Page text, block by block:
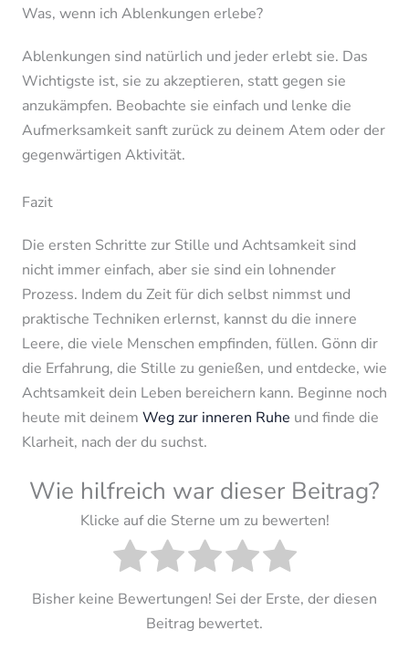
Was, wenn ich Ablenkungen erlebe?
Ablenkungen sind natürlich und jeder erlebt sie. Das
Wichtigste ist, sie zu akzeptieren, statt gegen sie
anzukämpfen. Beobachte sie einfach und lenke die
Aufmerksamkeit sanft zurück zu deinem Atem oder der
gegenwärtigen Aktivität.
Fazit
Die ersten Schritte zur Stille und Achtsamkeit sind
nicht immer einfach, aber sie sind ein lohnender
Prozess. Indem du Zeit für dich selbst nimmst und
praktische Techniken erlernst, kannst du die innere
Leere, die viele Menschen empfinden, füllen. Gönn dir
die Erfahrung, die Stille zu genießen, und entdecke, wie
Achtsamkeit dein Leben bereichern kann. Beginne noch
heute mit deinem Weg zur inneren Ruhe und finde die
Klarheit, nach der du suchst.
Wie hilfreich war dieser Beitrag?
Klicke auf die Sterne um zu bewerten!
Bisher keine Bewertungen! Sei der Erste, der diesen
Beitrag bewertet.